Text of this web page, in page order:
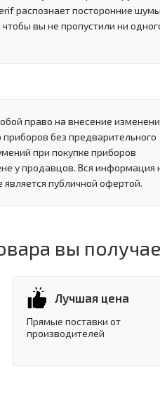
распознает посторонние
вы не пропустили ни
право на внесение
без предварительного
при покупке приборов
у продавцов. Вся информация
является публичной офертой.
вы
Лучшая цена
Прямые поставки от
производителей